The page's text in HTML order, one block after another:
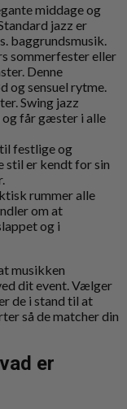
middage og
jazz er
baggrundsmusik.
sommerfester eller
Denne
og sensuel rytme.
Swing jazz
får gæster i alle
festlige og
stil er kendt for sin
rummer alle
om at
og i
musikken
dit event. Vælger
de i stand til at
så de matcher din
er